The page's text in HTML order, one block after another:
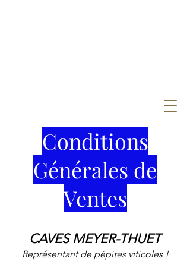
Conditions
Générales de
Ventes
CAVES MEYER-THUET
Représentant de pépites viticoles !